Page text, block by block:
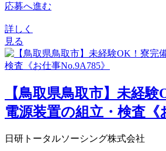
応募へ進む
詳しく
見る
【鳥取県鳥取市】未経験
電源装置の組立・検査《
日研トータルソーシング株式会社